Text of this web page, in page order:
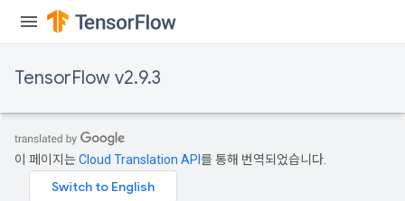
TensorFlow v2.9.3
이 페이지는Cloud Translation API 를 통해 번역되었습니다.